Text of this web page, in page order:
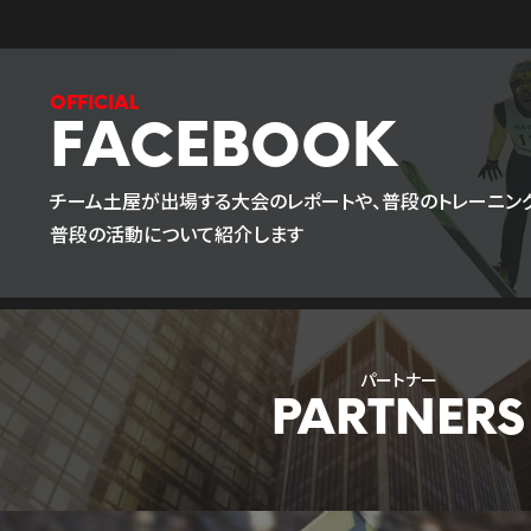
FACEBOOK
チーム土屋が出場する大会のレポートや、普段のトレーニン
普段の活動について紹介します
パートナー